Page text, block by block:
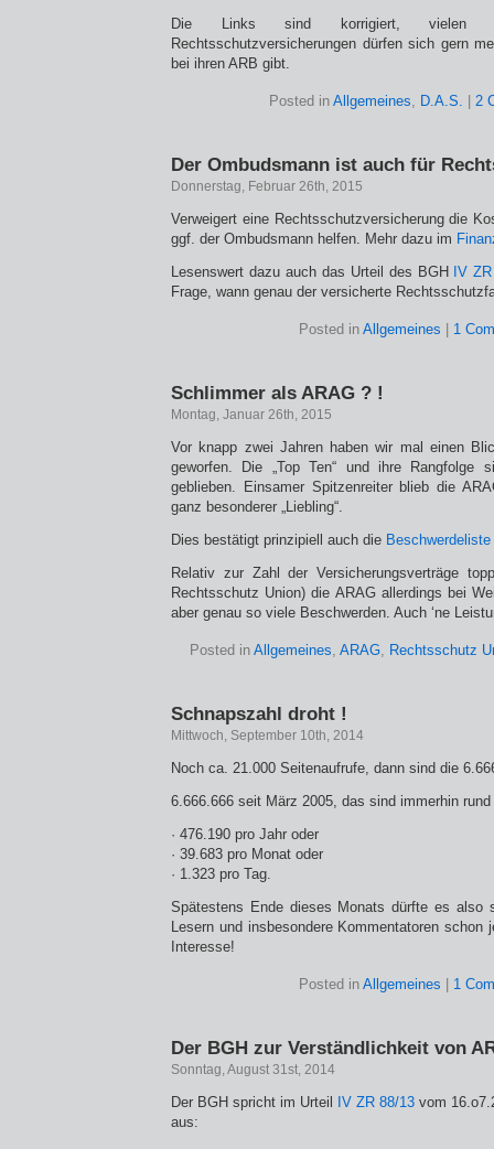
Die Links sind korrigiert, vielen
Rechtsschutzversicherungen dürfen sich gern
bei ihren ARB gibt.
Posted in Allgemeines, D.A.S. 2
Der Ombudsmann ist auch für
Donnerstag, Februar 26th, 2015
Verweigert eine Rechtsschutzversicherung die
ggf. der Ombudsmann helfen. Mehr dazu im
Lesenswert dazu auch das Urteil des BGH
IV
Frage, wann genau der versicherte
Posted in Allgemeines 1
Schlimmer als ARAG ? !
Montag, Januar 26th, 2015
Vor knapp zwei Jahren haben wir mal einen
geworfen. Die „Top Ten“ und ihre Rangfolge
geblieben. Einsamer Spitzenreiter blieb die
ganz besonderer „Liebling“.
Dies bestätigt prinzipiell auch die
Relativ zur Zahl der Versicherungsverträge
Rechtsschutz Union) die ARAG allerdings bei
aber genau so viele Beschwerden. Auch ‘ne
Posted in Allgemeines, ARAG, Rechtsschutz
Schnapszahl droht !
Mittwoch, September 10th, 2014
Noch ca. 21.000 Seitenaufrufe, dann sind die
6.666.666 seit März 2005, das sind immerhin rund
· 476.190 pro Jahr oder
· 39.683 pro Monat oder
· 1.323 pro Tag.
Spätestens Ende dieses Monats dürfte es also
Lesern und insbesondere Kommentatoren schon
Interesse!
Posted in Allgemeines 1
Der BGH zur Verständlichkeit von
Sonntag, August 31st, 2014
Der BGH spricht im Urteil IV ZR 88/13 vom
aus: